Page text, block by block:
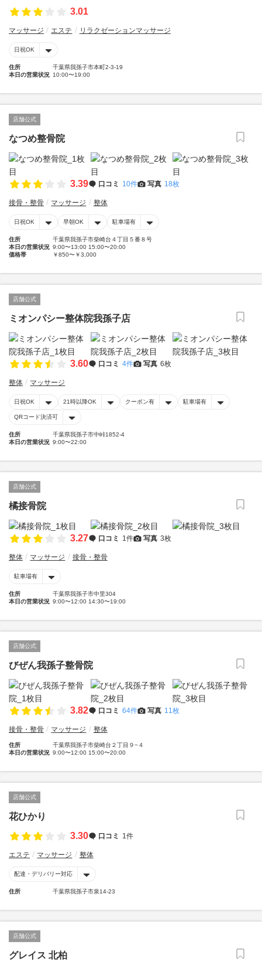
3.01
マッサージ エステ リラクゼーションマッサージ
日祝OK
住所
千葉県我孫子市本町2-3-19
本日の営業状況 10:00〜19:00
店舗公式
なつめ整骨院
3.39 口コミ 10件 写真 18枚
接骨・整骨 マッサージ 整体
日祝OK 早朝OK 駐車場有
住所
千葉県我孫子市柴崎台４丁目５番８号
本日の営業状況 9:00〜13:00 15:00〜20:00
価格帯
￥850〜￥3,000
店舗公式
ミオンパシー整体院我孫子店
3.60 口コミ 4件 写真 6枚
整体 マッサージ
日祝OK 21時以降OK クーポン有 駐車場有
QRコード決済可
住所
千葉県我孫子市中峠1852-4
本日の営業状況 9:00〜22:00
店舗公式
橘接骨院
3.27 口コミ 1件 写真 3枚
整体 マッサージ 接骨・整骨
駐車場有
住所
千葉県我孫子市中里304
本日の営業状況 9:00〜12:00 14:30〜19:00
店舗公式
びぜん我孫子整骨院
3.82 口コミ 64件 写真 11枚
接骨・整骨 マッサージ 整体
住所
千葉県我孫子市柴崎台２丁目９−４
本日の営業状況 9:00〜12:00 15:00〜20:00
店舗公式
花ひかり
3.30
口コミ 1件
エステ マッサージ 整体
配達・デリバリー対応
住所 千葉県我孫子市泉14-23
店舗公式
グレイス 北柏